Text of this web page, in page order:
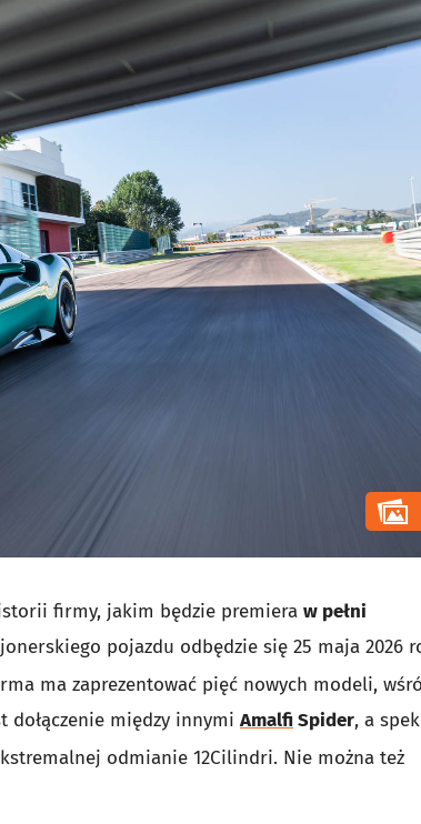
firmy, jakim będzie premiera w pełni
pojazdu odbędzie się 25 maja 2026
ma zaprezentować pięć nowych modeli,
dołączenie między innymi AmalfiSpider, a
odmianie 12Cilindri. Nie można też